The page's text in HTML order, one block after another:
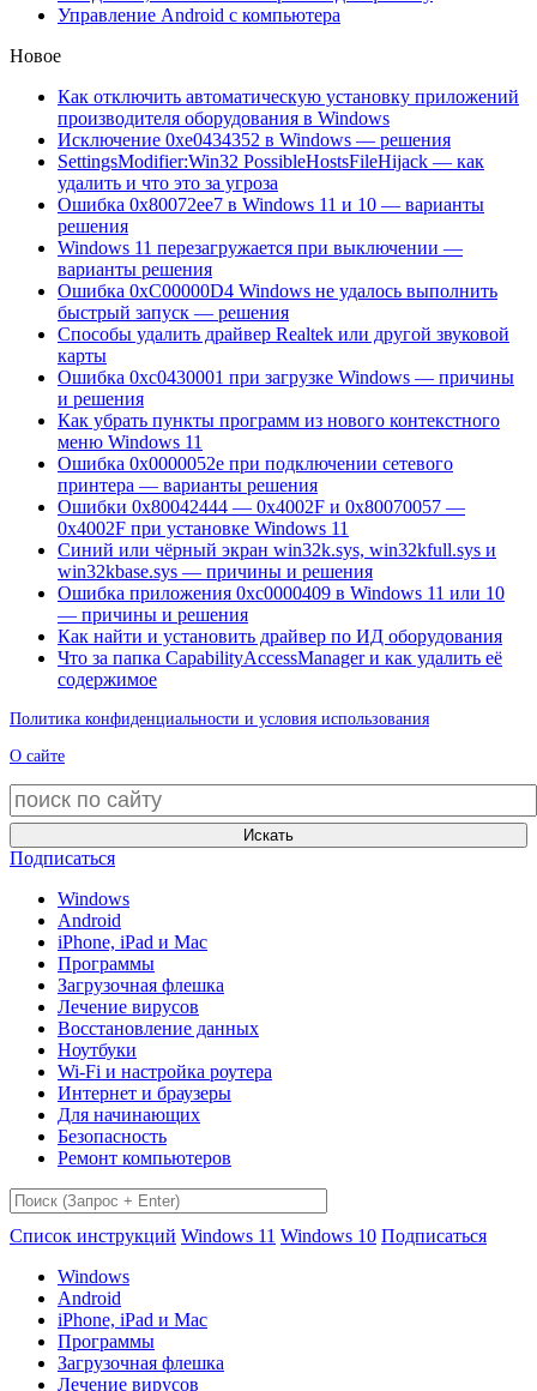
Управление Android с компьютера
Новое
Как отключить автоматическую установку приложений
производителя оборудования в Windows
Исключение 0xe0434352 в Windows — решения
SettingsModifier:Win32 PossibleHostsFileHijack — как
удалить и что это за угроза
Ошибка 0x80072ee7 в Windows 11 и 10 — варианты
решения
Windows 11 перезагружается при выключении —
варианты решения
Ошибка 0xC00000D4 Windows не удалось выполнить
быстрый запуск — решения
Способы удалить драйвер Realtek или другой звуковой
карты
Ошибка 0xc0430001 при загрузке Windows — причины
и решения
Как убрать пункты программ из нового контекстного
меню Windows 11
Ошибка 0x0000052e при подключении сетевого
принтера — варианты решения
Ошибки 0x80042444 — 0x4002F и 0x80070057 —
0x4002F при установке Windows 11
Синий или чёрный экран win32k.sys, win32kfull.sys и
win32kbase.sys — причины и решения
Ошибка приложения 0xc0000409 в Windows 11 или 10
— причины и решения
Как найти и установить драйвер по ИД оборудования
Что за папка CapabilityAccessManager и как удалить её
содержимое
Политика конфиденциальности и условия использования
О сайте
Искать
Подписаться
Windows
Android
iPhone, iPad и Mac
Программы
Загрузочная флешка
Лечение вирусов
Восстановление данных
Ноутбуки
Wi-Fi и настройка роутера
Интернет и браузеры
Для начинающих
Безопасность
Ремонт компьютеров
Список инструкций Windows 11 Windows 10 Подписаться
Windows
Android
iPhone, iPad и Mac
Программы
Загрузочная флешка
Лечение вирусов